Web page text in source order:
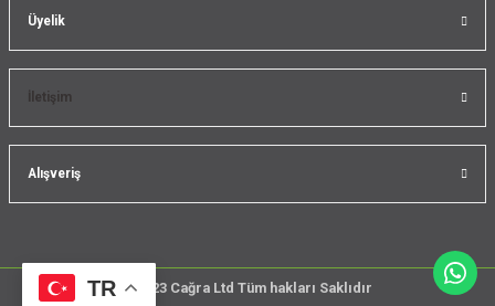
Üyelik
İletişim
Alışveriş
TR @2023 Cağra Ltd Tüm hakları Saklıdır